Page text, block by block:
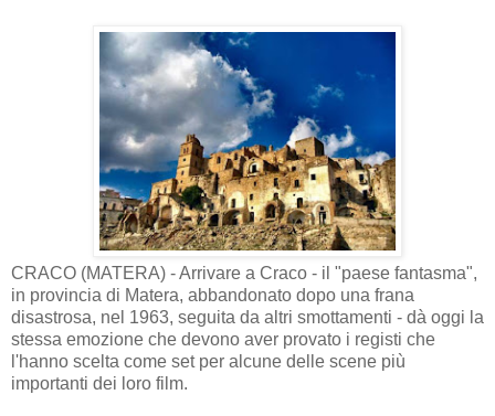
CRACO (MATERA) - Arrivare a Craco - il "paese fantasma",
in provincia di Matera, abbandonato dopo una frana
disastrosa, nel 1963, seguita da altri smottamenti - dà oggi la
stessa emozione che devono aver provato i registi che
l'hanno scelta come set per alcune delle scene più
importanti dei loro film.